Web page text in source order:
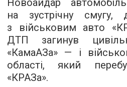
на зустрічну смугу,
з військовим авто
ДТП загинув
«КамаАЗа» — і
області, який
«КРАЗа».